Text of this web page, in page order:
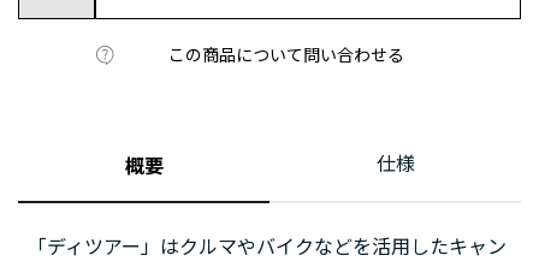
この商品について問い合わせる
概要 仕様
「ディツアー」はクルマやバイクなどを活用したキャン